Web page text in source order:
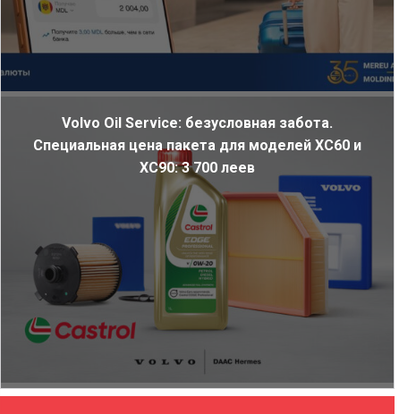
Volvo Oil Service: безусловная забота.
Специальная цена пакета для моделей XC60 и
XC90: 3 700 леев